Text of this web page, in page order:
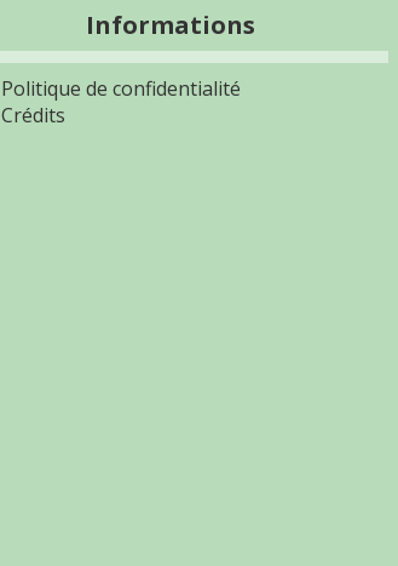
Informations
Politique de confidentialité
Crédits